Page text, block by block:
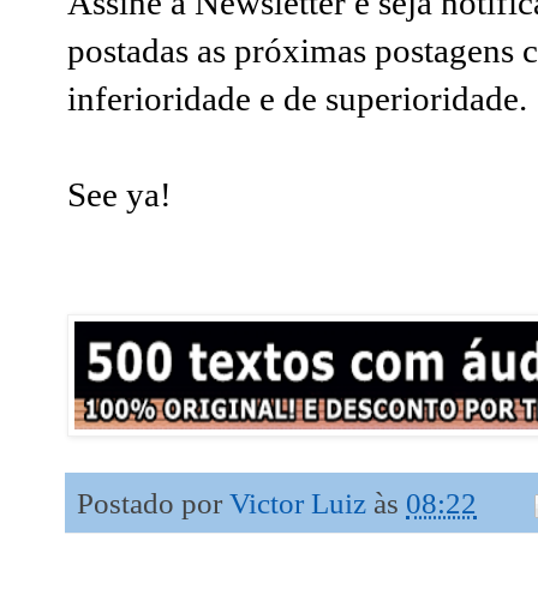
postadas as próximas
inferioridade e de
See ya!
Postado por Victor Luiz às 08:22